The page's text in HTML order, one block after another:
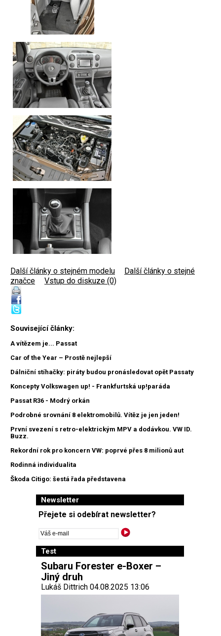
Další články o stejném modelu
Další články o stejné
značce
Vstup do diskuze (0)
Související články:
A vítězem je... Passat
Car of the Year – Prostě nejlepší
Dálniční stíhačky: piráty budou pronásledovat opět Passaty
Koncepty Volkswagen up! - Frankfurtská up!paráda
Passat R36 - Modrý orkán
Podrobné srovnání 8 elektromobilů. Vítěz je jen jeden!
První svezení s retro-elektrickým MPV a dodávkou. VW ID.
Buzz.
Rekordní rok pro koncern VW: poprvé přes 8 milionů aut
Rodinná individualita
Škoda Citigo: šestá řada představena
Newsletter
Přejete si odebírat newsletter?
Test
Subaru Forester e-Boxer –
Jiný druh
Lukáš Dittrich 04.08.2025 13:06